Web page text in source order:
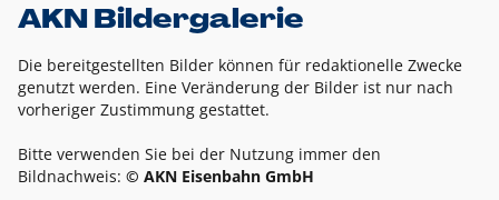
AKN Bildergalerie
Die bereitgestellten Bilder können für redaktionelle Zwecke
genutzt werden. Eine Veränderung der Bilder ist nur nach
vorheriger Zustimmung gestattet.
Bitte verwenden Sie bei der Nutzung immer den
Bildnachweis: © AKN Eisenbahn GmbH